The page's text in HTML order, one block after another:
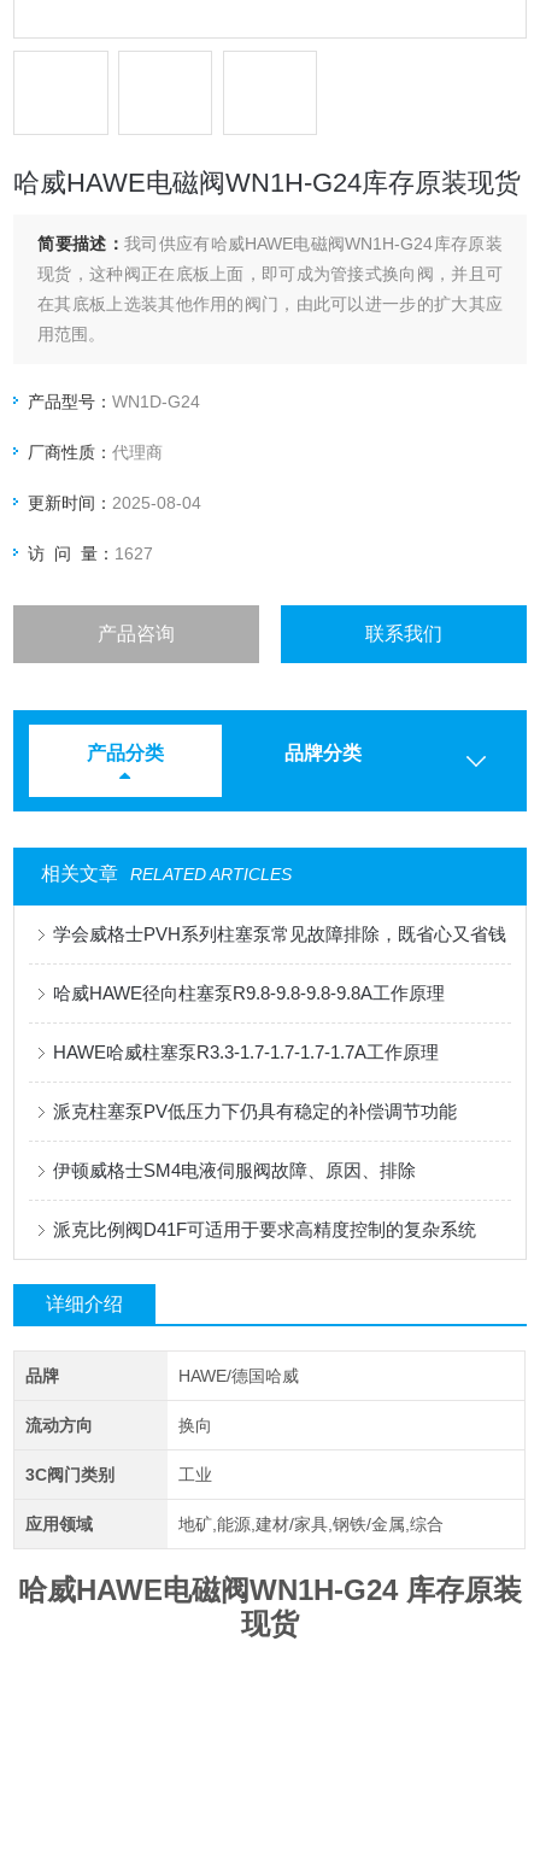
哈威HAWE电磁阀WN1H-G24库存原装现货
简要描述： 我司供应有哈威HAWE电磁阀WN1H-G24库存原装
现货，这种阀正在底板上面，即可成为管接式换向阀，并且可
在其底板上选装其他作用的阀门，由此可以进一步的扩大其应
用范围。
产品型号：WN1D-G24
厂商性质：代理商
更新时间： 2025-08-04
访 问 量： 1627
产品咨询 联系我们
产品分类 品牌分类
相关文章 RELATED ARTICLES
学会威格士PVH系列柱塞泵常见故障排除，既省心又省钱
哈威HAWE径向柱塞泵R9.8-9.8-9.8-9.8A工作原理
HAWE哈威柱塞泵R3.3-1.7-1.7-1.7-1.7A工作原理
派克柱塞泵PV低压力下仍具有稳定的补偿调节功能
伊顿威格士SM4电液伺服阀故障、原因、排除
派克比例阀D41F可适用于要求高精度控制的复杂系统
详细介绍
品牌 HAWE/德国哈威
流动方向 换向
3C阀门类别 工业
应用领域 地矿,能源,建材/家具,钢铁/金属,综合
哈威HAWE电磁阀WN1H-G24 库存原装
现货